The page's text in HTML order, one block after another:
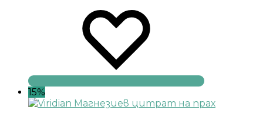
15%